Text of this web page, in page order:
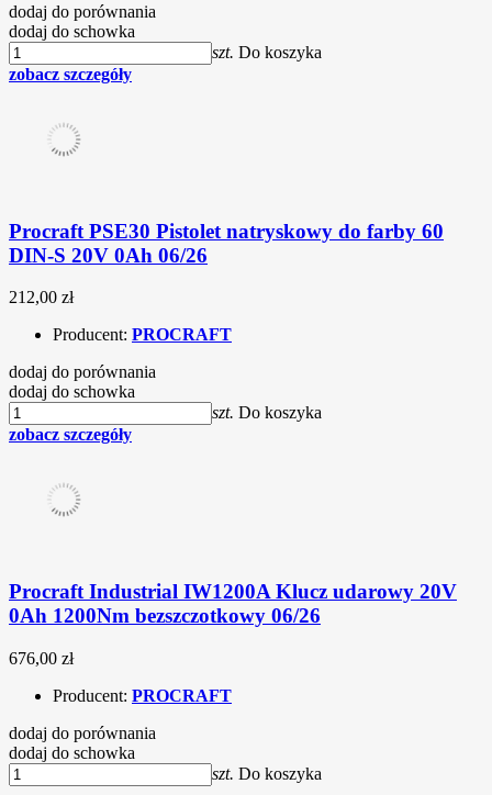
dodaj do porównania
dodaj do schowka
szt. Do koszyka
zobacz szczegóły
Procraft PSE30 Pistolet natryskowy do farby 60
DIN-S 20V 0Ah 06/26
212,00 zł
Producent: PROCRAFT
dodaj do porównania
dodaj do schowka
szt. Do koszyka
zobacz szczegóły
Procraft Industrial IW1200A Klucz udarowy 20V
0Ah 1200Nm bezszczotkowy 06/26
676,00 zł
Producent: PROCRAFT
dodaj do porównania
dodaj do schowka
szt. Do koszyka